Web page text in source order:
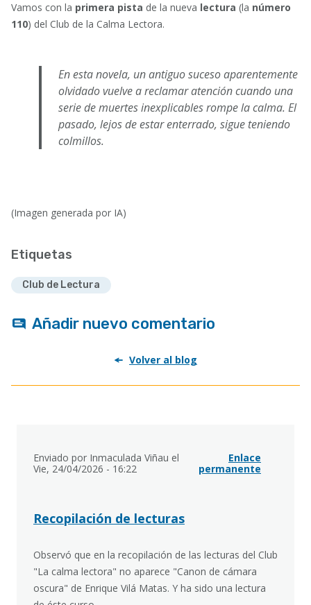
Vamos con la primera pista de la nueva lectura (la número
110) del Club de la Calma Lectora.
En esta novela, un antiguo suceso aparentemente
olvidado vuelve a reclamar atención cuando una
serie de muertes inexplicables rompe la calma. El
pasado, lejos de estar enterrado, sigue teniendo
colmillos.
(Imagen generada por IA)
Etiquetas
Club de Lectura
Añadir nuevo comentario
Volver al blog
Enviado por Inmaculada Viñau el
Vie, 24/04/2026 - 16:22
Enlace
permanente
Recopilación de lecturas
Observó que en la recopilación de las lecturas del Club
"La calma lectora" no aparece "Canon de cámara
oscura" de Enrique Vilá Matas. Y ha sido una lectura